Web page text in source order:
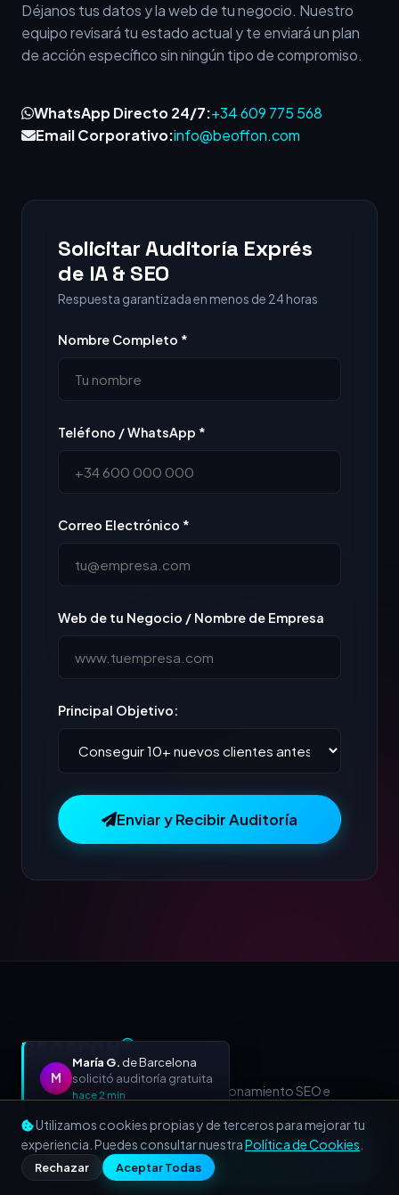
Déjanos tus datos y la web de tu negocio. Nuestro
equipo revisará tu estado actual y te enviará un plan
de acción específico sin ningún tipo de compromiso.
WhatsApp Directo 24/7:+34 609 775 568
Email Corporativo:info@beoffon.com
Solicitar Auditoría Exprés
de IA & SEO
Respuesta garantizada en menos de 24 horas
Nombre Completo *
Teléfono / WhatsApp *
Correo Electrónico *
Web de tu Negocio / Nombre de Empresa
Principal Objetivo:
Enviar y Recibir Auditoría
BEOFFONⓇ
Agencia de Marketing Digital, Posicionamiento SEO e
años acelerando negocios a nivel nacional e internacional.
Utilizamos cookies propias y de terceros para mejorar tu
experiencia. Puedes consultar nuestraPolítica de Cookies
Rechazar Aceptar Todas
M
María G. de Barcelona
solicitó auditoría gratuita
hace 2 min
Llamar